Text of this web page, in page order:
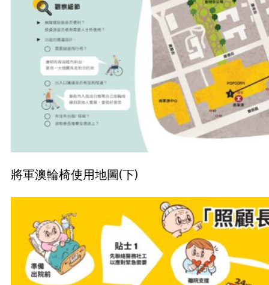
將軍澳輪椅使用地圖(下)